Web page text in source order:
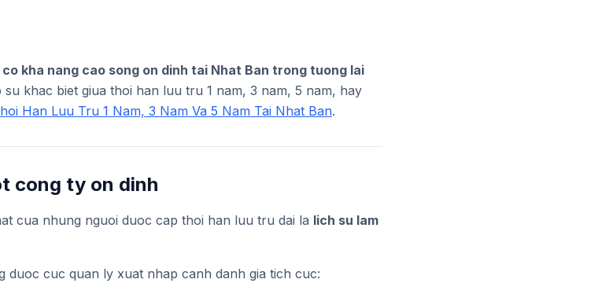
co kha nang cao song on dinh tai Nhat Ban trong tuong lai
khac biet giua thoi han luu tru 1 nam, 3 nam, 5 nam, hay
Han Luu Tru 1 Nam, 3 Nam Va 5 Nam Tai Nhat Ban.
cong ty on dinh
cua nhung nguoi duoc cap thoi han luu tru dai la lich su lam
duoc cuc quan ly xuat nhap canh danh gia tich cuc: